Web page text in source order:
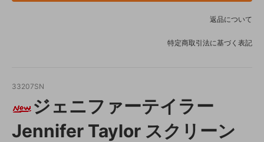
返品について
特定商取引法に基づく表記
33207SN
ジェニファーテイラー
Jennifer Taylor スクリーン